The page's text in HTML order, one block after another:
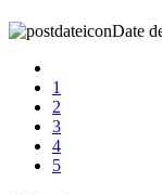
Date
1
2
3
4
5